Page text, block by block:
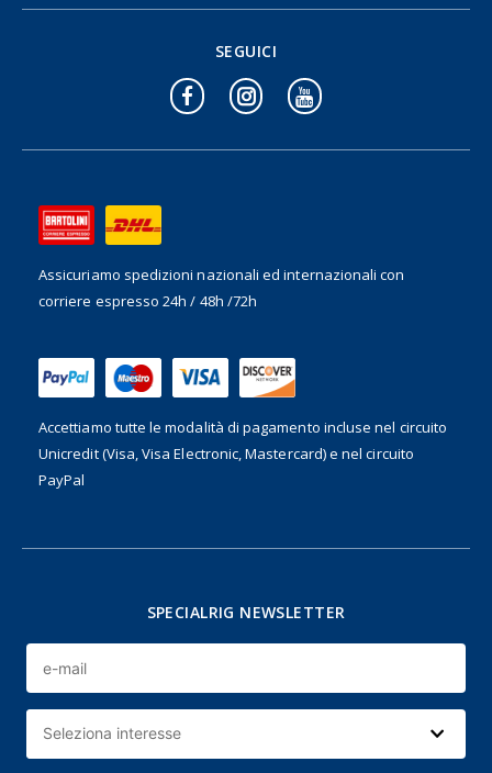
Assicuriamo spedizioni nazionali ed internazionalicon
corriere espresso 24h / 48h /72h
Accettiamo tutte le modalità di pagamento incluse nel circuito
Unicredit (Visa, Visa Electronic, Mastercard) e nel circuito
PayPal
SEGUICI
SPECIALRIG NEWSLETTER